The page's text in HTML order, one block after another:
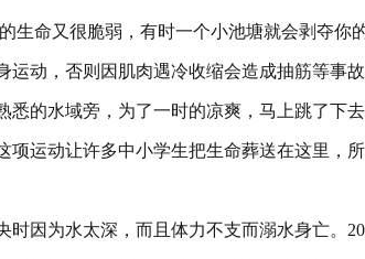
生命又很脆弱，有时一个小池塘就会剥夺你
运动，否则因肌肉遇冷收缩会造成抽筋等事故
的水域旁，为了一时的凉爽，马上跳了下去
运动让许多中小学生把生命葬送在这里，
因为水太深，而且体力不支而溺水身亡。